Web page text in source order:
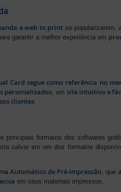
e web to print se popularizarem,
garantir a melhor experiência em
Card segue como referência no
personalizados , um site intuitivo e
clientes
principais formatos dos softwares
salvar em um dos formatos
Automático de Pré-Impressão, que
em seus materiais impressos.